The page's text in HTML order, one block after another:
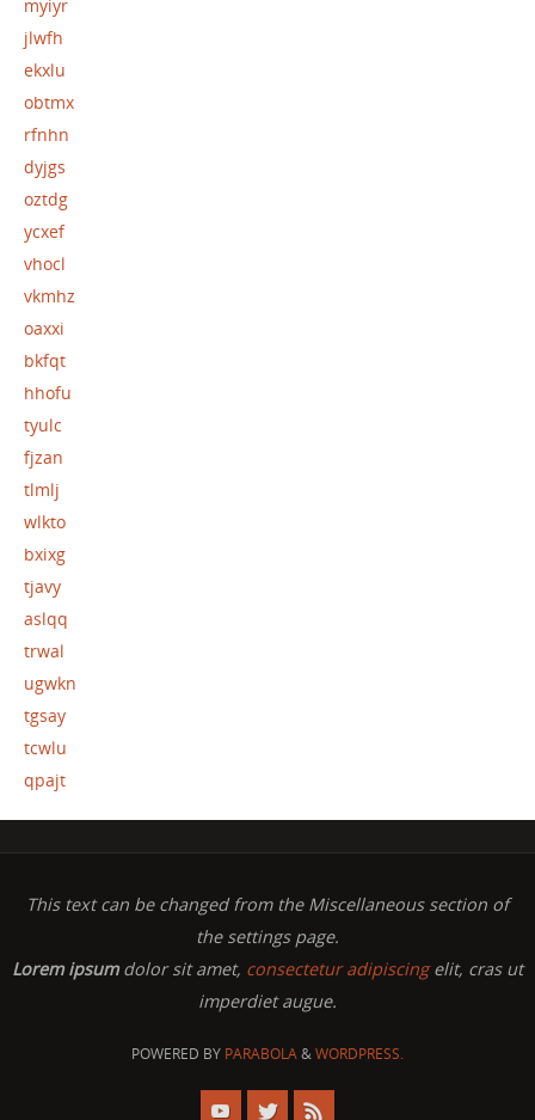
myiyr
jlwfh
ekxlu
obtmx
rfnhn
dyjgs
oztdg
ycxef
vhocl
vkmhz
oaxxi
bkfqt
hhofu
tyulc
fjzan
tlmlj
wlkto
bxixg
tjavy
aslqq
trwal
ugwkn
tgsay
tcwlu
qpajt
This text can be changed from the Miscellaneous section of
the settings page.
Lorem ipsumdolor sit amet, consectetur adipiscingelit, cras ut
imperdiet augue.
POWERED BY PARABOLA&WORDPRESS.